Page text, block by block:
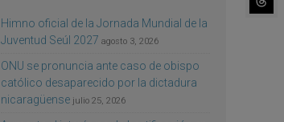
Himno oficial de la Jornada Mundial de la
Juventud Seúl 2027 agosto 3, 2026
ONU se pronuncia ante caso de obispo
católico desaparecido por la dictadura
nicaragüense julio 25, 2026